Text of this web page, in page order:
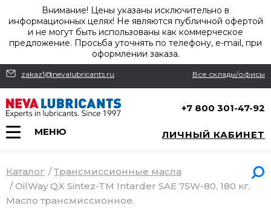
Внимание! Цены указаны исключительно в
информационных целях! Не являются публичной офертой
и не могут быть использованы как коммерческое
предложение. Просьба уточнять по телефону, e-mail, при
оформлении заказа.
zakaz1@nevalubricants.ru Все склады/офисы
+7 800 301-47-92
МЕНЮ ЛИЧНЫЙ КАБИНЕТ
Каталог / Трансмиссионные масла
/ OilWay QX Sintez-TM Intarder SAE 75W-80, 180 кг.
Масло трансмиссионное.